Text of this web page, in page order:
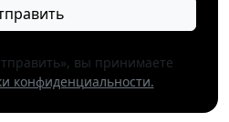
вы принимаете
конфиденциальности.